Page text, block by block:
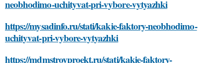
neobhodimo-uchityvat-pri-vybore-vytyazhki
https://mysadinfo.ru/stati/kakie-faktory-neobhodimo-
uchityvat-pri-vybore-vytyazhki
https://mdmstroyproekt.ru/stati/kakie-faktory-